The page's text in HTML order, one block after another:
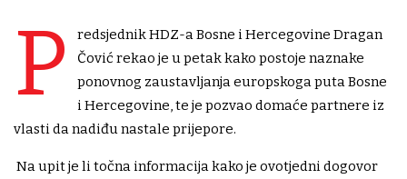
P
redsjednik HDZ-a Bosne i Hercegovine Dragan
Čović rekao je u petak kako postoje naznake
ponovnog zaustavljanja europskoga puta Bosne
i Hercegovine, te je pozvao domaće partnere iz
vlasti da nadiđu nastale prijepore.
Na upit je li točna informacija kako je ovotjedni dogovor